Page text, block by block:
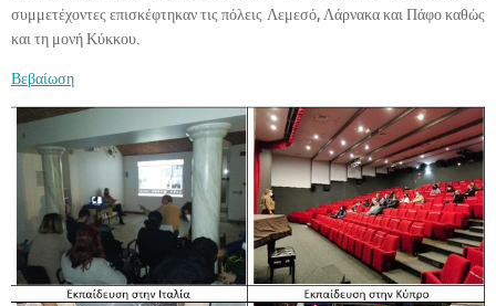
συμμετέχοντες επισκέφτηκαν τις πόλεις Λεμεσό, Λάρνακα και Πάφο καθώς
και τη μονή Κύκκου.
Βεβαίωση